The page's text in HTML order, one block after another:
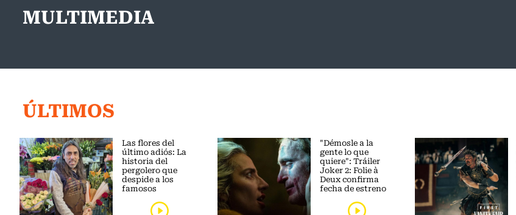
MULTIMEDIA
ÚLTIMOS
Las flores del
último adiós: La
historia del
pergolero que
despide a los
famosos
"Démosle a la
gente lo que
quiere": Tráiler
Joker 2: Folie à
Deux confirma
fecha de estreno